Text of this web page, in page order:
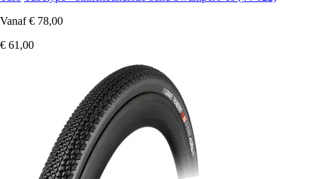
Vanaf € 78,00
€ 61,00